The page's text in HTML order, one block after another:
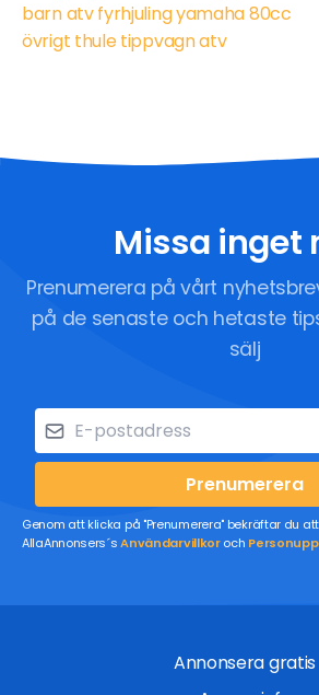
barn atv fyrhjuling yamaha 80cc
övrigt thule tippvagn atv
Missa inget
Prenumerera på vårt
på de senaste och hetaste
sälj
Prenumerera
Genom att klicka på "Prenumerera" bekräftar du
AllaAnnonsers´sAnvändarvillkoroch
Annonsera gratis